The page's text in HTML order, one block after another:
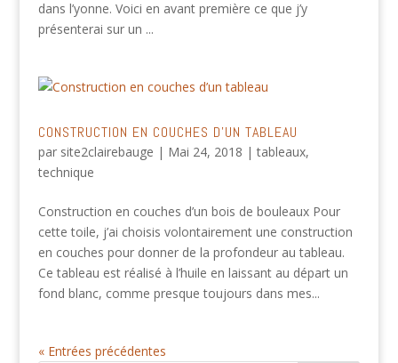
dans l’yonne. Voici en avant première ce que j’y
présenterai sur un ...
CONSTRUCTION EN COUCHES D’UN TABLEAU
par site2clairebauge | Mai 24, 2018 |tableaux,
technique
Construction en couches d’un bois de bouleaux Pour
cette toile, j’ai choisis volontairement une construction
en couches pour donner de la profondeur au tableau.
Ce tableau est réalisé à l’huile en laissant au départ un
fond blanc, comme presque toujours dans mes...
« Entrées précédentes